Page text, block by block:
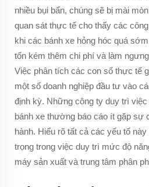
nhiều bụi bẩn, chúng sẽ bị mài
quan sát thực tế cho thấy các
khi các bánh xe hỏng hóc quá
tốn kém thêm chi phí và làm
Việc phân tích các con số thực tế
một số doanh nghiệp đầu tư vào
định kỳ. Những công ty duy trì
bánh xe thường báo cáo ít gặp sự
hành. Hiểu rõ tất cả các yếu tố
trọng trong việc duy trì mức độ
máy sản xuất và trung tâm phân